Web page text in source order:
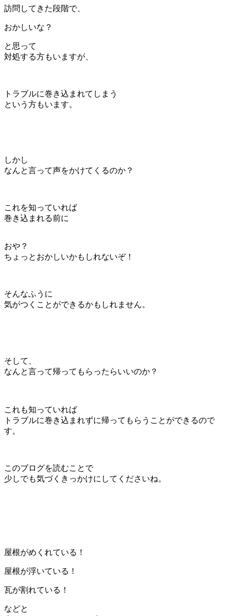
訪問してきた段階で、
おかしいな？
と思って
対処する方もいますが、
トラブルに巻き込まれてしまう
という方もいます。
しかし
なんと言って声をかけてくるのか？
これを知っていれば
巻き込まれる前に
おや？
ちょっとおかしいかもしれないぞ！
そんなふうに
気がつくことができるかもしれません。
そして、
なんと言って帰ってもらったらいいのか？
これも知っていれば
トラブルに巻き込まれずに帰ってもらうことができるので
す。
このブログを読むことで
少しでも気づくきっかけにしてくださいね。
屋根がめくれている！
屋根が浮いている！
瓦が割れている！
などと